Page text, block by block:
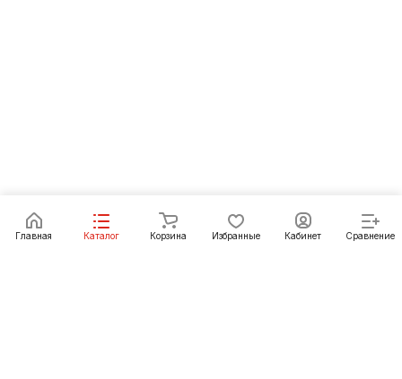
Главная Каталог Корзина Избранные Кабинет Сравнение